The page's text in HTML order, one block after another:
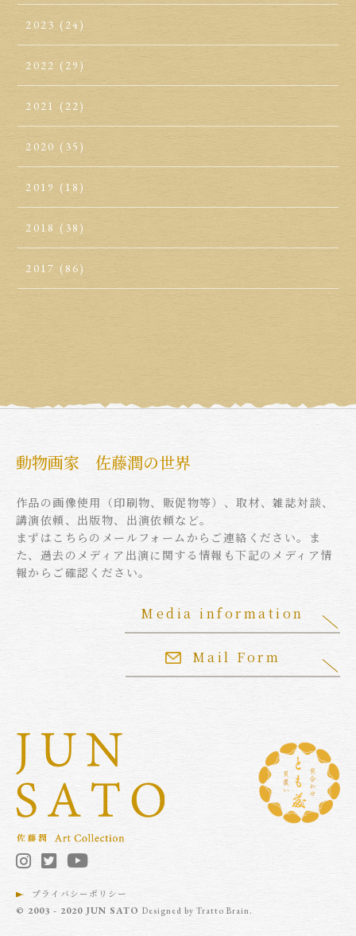
2023 (24)
2022 (29)
2021 (22)
2020 (35)
2019 (18)
2018 (38)
2017 (86)
動物画家 佐藤潤の世界
作品の画像使用（印刷物、販促物等）、取材、雑誌対談、
講演依頼、出版物、出演依頼など。
まずはこちらのメールフォームからご連絡ください。ま
た、過去のメディア出演に関する情報も下記のメディア情
報からご確認ください。
Mail Form
Media information
© 2003 - 2020 JUN SATO Designed by Tratto Brain.
プライバシーポリシー